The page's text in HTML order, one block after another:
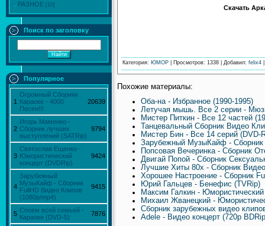
РАЗНОЕ [10]
Поиск по заголовку
Популярное
1
Огромный Сборник
Караоке - 4000
Песен!!!
20639
2
Игорь Маменко -
Сборник лучших
выступлений (SATRip)
9794
3
Святослав Ещенко -
Юмористический
концерт (DVDRip)
9424
4
Зарубежный
МузыКайф - Сборник
FullHD Видео Клипов
(1080p/mp4)
9415
5 Споем всей семьей -
Караоке (DVD-5)
7876
Скачать
Категория: ЮМОР Просмотров: 1338 | Добавил: felix4
Похожие материалы:
Оба-на - Избранное (1990-1995)
Летучая мышь. Все 2 серии -
Мистер Питкин - Все 12 частей
Танцевальный Сборник Видео
Мистер Бин - Все 14 серий (DVD-
Зарубежный МузыКайф - Сборник
Попсовая Вечеринка - Сборник
Двигай Попой - Сборник
Лучшие Хиты 80х - Сборник
Хорошее Настроение - Сборник
Юрий Гальцев - Бенефис (TVRip)
Максим Галкин - Юмористический
Михаил Жванецкий -
Сборник зарубежных видео
Adele - Видео концерт (720p